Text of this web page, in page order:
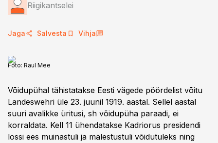
Riigikantselei
Jaga Salvesta Vihja
Foto: Raul Mee
Võidupühal tähistatakse Eesti vägede pöördelist võitu
Landeswehri üle 23. juunil 1919. aastal. Sellel aastal
suuri avalikke üritusi, sh võidupüha paraadi, ei
korraldata. Kell 11 ühendatakse Kadriorus presidendi
lossi ees muinastuli ja mälestustuli võidutuleks ning